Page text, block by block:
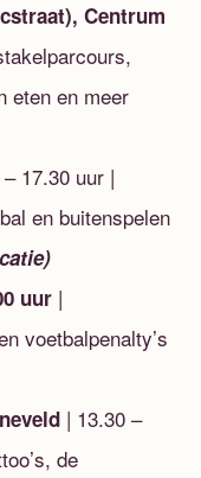
Centrum
eten en meer
17.30 uur |
en buitenspelen
uur|
voetbalpenalty’s
| 13.30 –
de